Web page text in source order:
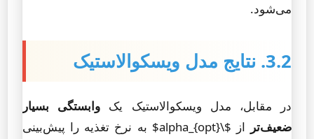
می‌شود.
3.2. نتایج مدل ویسکوالاستیک
در مقابل، مدل ویسکوالاستیک یک وابستگی بسیار
ضعیف‌تر
از $\alpha_{opt}$ به نرخ تغذیه را پیش‌بینی